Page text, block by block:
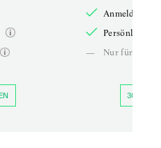
Anmelden
Persönliche
—
Nur für
30 TAGE